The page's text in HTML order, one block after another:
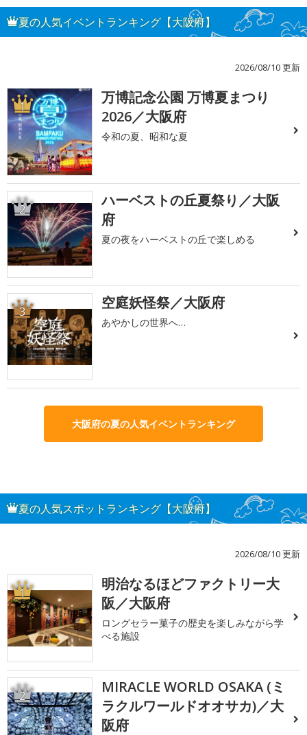
夏の人気イベントランキング【大阪府】
2026/08/10 更新
1
万博記念公園 万博夏まつり
2026／大阪府
令和の夏、昭和な夏
2
ハーベストの丘夏祭り／大阪
府
夏の夜をハーベストの丘で楽しめる
3 空庭妖怪祭／大阪府
あやかしの世界へ…
大阪府の夏の人気イベントランキング
夏の人気スポットランキング【大阪府】
2026/08/10 更新
1
明治なるほどファクトリー大
阪／大阪府
ロングセラー菓子の歴史を楽しみながら学
べる施設
2
MIRACLE WORLD OSAKA (ミ
ラクルワールドオオサカ)／大
阪府